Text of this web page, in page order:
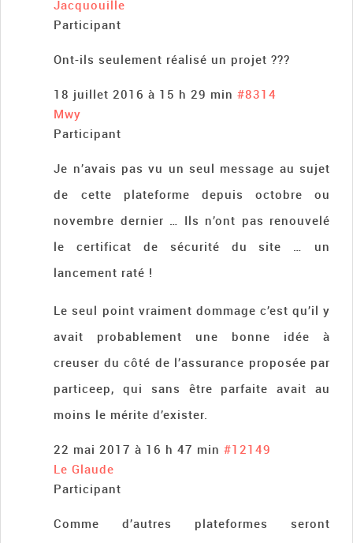
Jacquouille
Participant
Ont-ils seulement réalisé un projet ???
18 juillet 2016 à 15 h 29 min #8314
Mwy
Participant
Je n’avais pas vu un seul message au sujet
de cette plateforme depuis octobre ou
novembre dernier … Ils n’ont pas renouvelé
le certificat de sécurité du site … un
lancement raté !
Le seul point vraiment dommage c’est qu’il y
avait probablement une bonne idée à
creuser du côté de l’assurance proposée par
particeep, qui sans être parfaite avait au
moins le mérite d’exister.
22 mai 2017 à 16 h 47 min #12149
Le Glaude
Participant
Comme d’autres plateformes seront